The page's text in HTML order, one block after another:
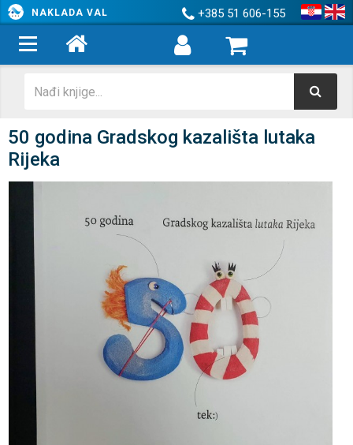
NAKLADA VAL +385 51 606-155
50 godina Gradskog kazališta lutaka
Rijeka